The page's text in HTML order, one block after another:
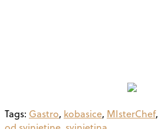
Tags: Gastro, kobasice, MIsterChef,